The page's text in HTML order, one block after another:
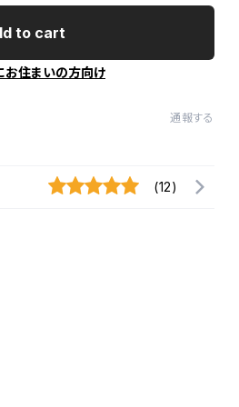
to cart
お住まいの方向け
通報する
(12)